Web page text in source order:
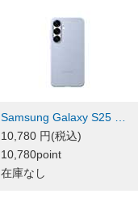
Samsung Galaxy S25 …
10,780 円(税込)
10,780point
在庫なし